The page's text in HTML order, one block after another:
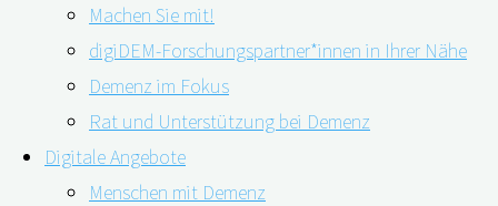
Machen Sie mit!
digiDEM-Forschungspartner*innen in Ihrer Nähe
Demenz im Fokus
Rat und Unterstützung bei Demenz
Digitale Angebote
Menschen mit Demenz
Bildmaterial &
Logos
Pressespiegel
Pressekontakt
Newsletter